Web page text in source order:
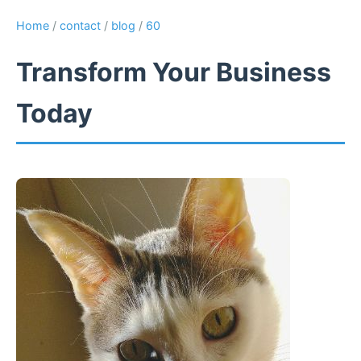
Home / contact / blog / 60
Transform Your Business
Today